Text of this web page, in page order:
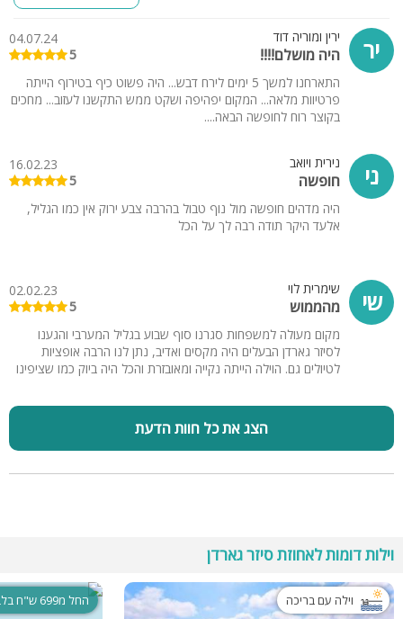
יר ירין ומוריה דוד
היה מושלם!!!!
04.07.24
5
התארחנו למשך 5 ימים לירח דבש... היה פשוט כיף בטירוף הייתה
פרטיוות מלאה... המקום יפהיפה ושקט ממש התקשנו לעזוב... מחכים
בקוצר רוח לחופשה הבאה....
ני נירית ויואב
חופשה
16.02.23
5
היה מדהים חופשה מול נוף טבול בהרבה צבע ירוק אין כמו הגליל,
אלעד היקר תודה רבה לך על הכל
שי שימרית לוי
מהממוש
02.02.23
5
מקום מעולה למשפחות סגרנו סוף שבוע בגליל המערבי והגענו
לסיזר גארדן הבעלים היה מקסים ואדיב, נתן לנו הרבה אופציות
לטיולים גם. הוילה הייתה נקייה ומאובזרת והכל היה ביוק כמו שציפינו
הצג את כל חוות הדעת
וילות דומות לאחוזת סיזר גארדן
וילה עם בריכה החל מ699 ש"ח בלבד